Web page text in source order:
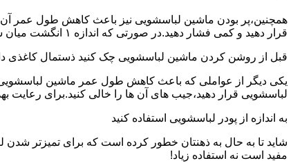
همچنین،پر بودن ماشین لباسشویی نیز باعث کاهش طول عمر آن
قرار دهید و کمی فشار دهید.در صورتی که اندازه ۱ انگشت میان سقف ماشین لباسشویی و لباس ها وجود داشت،دیگر نباید ماشین لباسشویی را پر کنید.
قبل از روشن کردن ماشین لباسشویی چک کنید ذستمال کاغذی
یکی دیگر از عواملی که باعث کاهش طول عمر ماشین لباسشویی
لباسشویی قرار دهید،جیب های آن ها را خالی کنید.برای رعایت
به اندازه از پودر لباسشویی استفاده کنید
شاید تا به حال به ذهنتان خطور کرده است که برای تمیزتر
مفید است نه استفاده زیاد!